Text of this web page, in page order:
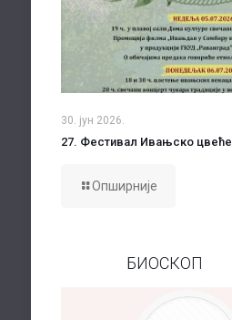
30. јун 2026.
27. Фестивал Ивањско цвеће
Опширније
БИОСКОП